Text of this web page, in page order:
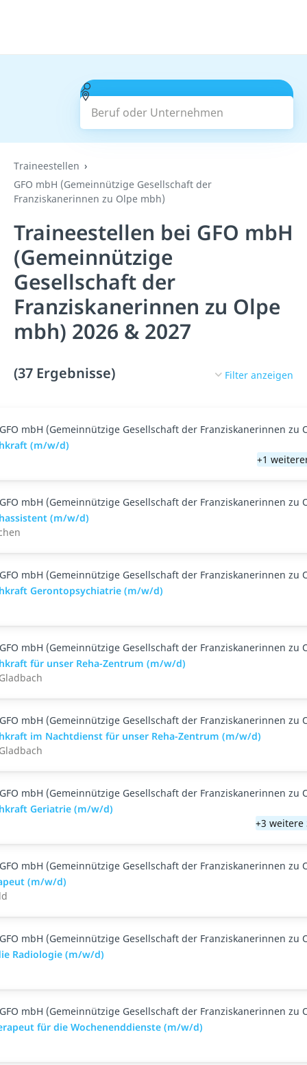
Beruf oder Unternehmen
Suchen
Traineestellen
GFO mbH (Gemeinnützige Gesellschaft der
Franziskanerinnen zu Olpe mbh)
Traineestellen bei GFO mbH
(Gemeinnützige
Gesellschaft der
Franziskanerinnen zu Olpe
mbh) 2026 & 2027
(37 Ergebnisse) Filter anzeigen
GFO mbH (Gemeinnützige Gesellschaft der Franziskanerinnen zu
(m/w/d)
+1
GFO mbH (Gemeinnützige Gesellschaft der Franziskanerinnen zu
(m/w/d)
GFO mbH (Gemeinnützige Gesellschaft der Franziskanerinnen zu
Gerontopsychiatrie (m/w/d)
GFO mbH (Gemeinnützige Gesellschaft der Franziskanerinnen zu
für unser Reha-Zentrum (m/w/d)
GFO mbH (Gemeinnützige Gesellschaft der Franziskanerinnen zu
im Nachtdienst für unser Reha-Zentrum (m/w/d)
GFO mbH (Gemeinnützige Gesellschaft der Franziskanerinnen zu
Geriatrie (m/w/d)
+3 weitere
GFO mbH (Gemeinnützige Gesellschaft der Franziskanerinnen zu
(m/w/d)
GFO mbH (Gemeinnützige Gesellschaft der Franziskanerinnen zu
Radiologie (m/w/d)
GFO mbH (Gemeinnützige Gesellschaft der Franziskanerinnen zu
für die Wochenenddienste (m/w/d)